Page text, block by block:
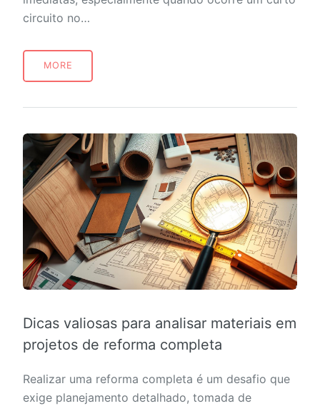
circuito no…
MORE
Dicas valiosas para analisar materiais em
projetos de reforma completa
Realizar uma reforma completa é um desafio que
exige planejamento detalhado, tomada de